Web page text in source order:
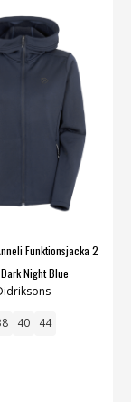
Funktionsjacka 2
Night Blue
40 44